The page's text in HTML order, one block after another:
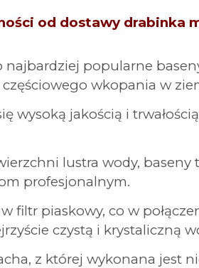
od dostawy drabinka
najbardziej popularne
wkopania w
wysoką jakością i
lustra wody,
profesjonalnym.
filtr piaskowy, co w
czystą i krystaliczną
z której wykonana jest
orlando-miami-3-6-4-6m